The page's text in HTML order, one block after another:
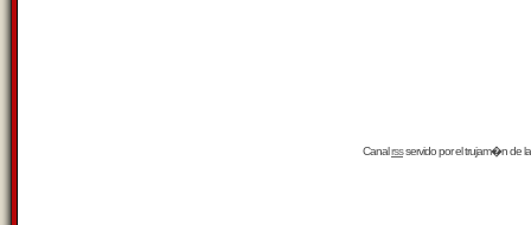
Canalrssservido por eltrujam�nde